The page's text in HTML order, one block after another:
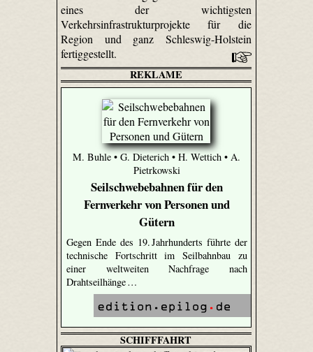
eines der wichtigsten
Verkehrsinfrastrukturprojekte für die
Region und ganz Schleswig-Holstein
fertiggestellt.
REKLAME
M. Buhle • G. Dieterich • H. Wettich • A.
Pietrkowski
Seilschwebebahnen für den
Fernverkehr von Personen und
Gütern
Gegen Ende des 19. Jahrhunderts führte der
technische Fortschritt im Seilbahnbau zu
einer weltweiten Nachfrage nach
Drahtseilhänge …
SCHIFFFAHRT